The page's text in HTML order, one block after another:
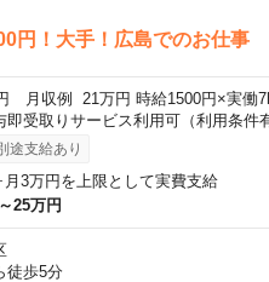
円！大手！広島でのお仕事
月収例 21万円 時給1500円×実働
受取りサービス利用可（利用条件有
途支給あり
月3万円を上限として実費支給
25万円
徒歩5分